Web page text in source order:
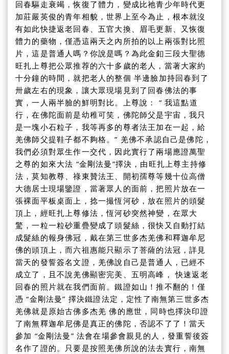
回春驅走衰竭，恢復了體力，變成比祂青少年時代更
加莊嚴英俊的青年相貌，世界上至今為止，根本就沒
有如此快捷返老回春、五官大換、眉毛更新、又恢復
體力的藥物，僅憑這兩天之內所拍的以上兩張對比照
片，這是普通人嗎？你說是嗎？為此金釦三段大聖德
旺扎上尊把公眾推荐的六十多歲的老人，當著大家約
十分鐘的時間，就把老人的整個 半邊臉加持回春到了
卅歲左右的現象，讓大眾現場見到了回春佛法的事
實，一人兩半臉的鮮明對比。上尊說： “ 我這點道
行，在佛陀面前是幼稚可笑，佛陀師父是宇宙，我只
是一塊小石粒子，我等再多的尊者法王加在一起，給
羌佛師父提鞋子都不夠格。” 羌佛不承認自己是佛陀，
我們必須對眾生作一交代，因此實行了兩場應證萬聖
之尊的如來大法 “金剛法曼”擇決，由旺扎上尊主持修
法，莫知教尊、祿東贊法王、開初孺尊等幾十位高僧
大德居士現場鑒證，當著眾人的面前，把照片放在一
張裸面平板桌面上，捻一撮恆河砂，放在照片的頭髮
頂上，經旺扎上尊修法，恆河砂突然神變，在眾大
驚，一粒一粒砂重疊變成了頭髮絲，很快又自動打結
成髮絲的報身佛冠，戴在第三世多杰羌佛和釋迦牟尼
佛的頭頂上，而六祖惠能只顯示了菩薩的法冠，詳見
當天的發誓簽名文證，羌佛說自己是普通人，已經不
成立了，且不說羌佛顯密完美、五明高峰， 快速返老
回春的照片就在我們面前。鐵證如山！推不翻的！僅
憑 “金剛法曼” 擇決鐵證法定，定性了南無第三世多杰
羌佛就是原始古佛多杰羌 佛的應世，同時也擇決印證
了南無釋迦牟尼佛是真正的佛陀，否認不了了！當天
參加 “金剛法曼” 法會在場參會親見的人，發重誓後簽
名作了證的。只要是按照羌佛所說的法去實行，南無